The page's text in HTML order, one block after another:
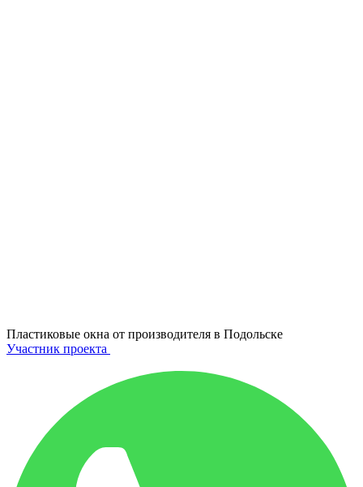
Пластиковые окна от производителя в Подольске
Участник проекта